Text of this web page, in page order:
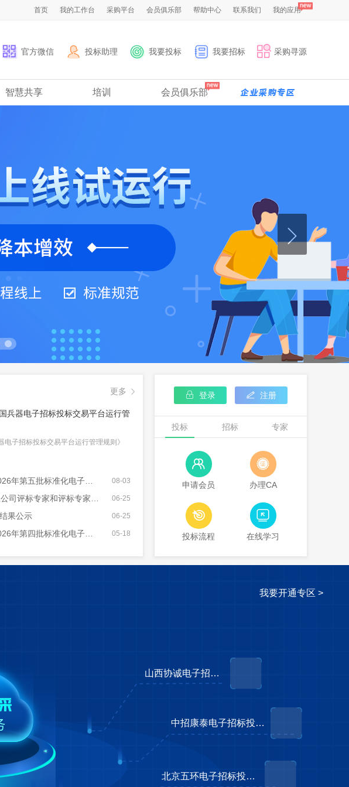
首页 我的工作台 采购平台 会员俱乐部 帮助中心 联系我们 我的应用
官方微信 投标助理 我要投标 我要招标 采购寻源
智慧共享 培训 会员俱乐部

更多 
兵器电子招标投标交易平台运行管
电子招标投标交易平台运行管理规则》
室（四川、重庆地区）上线试运行公告 08-03
库管理规则》（征求意见稿）意见的通知 06-25
果公示 06-25
标室（内蒙古地区）上线试运行公告 05-18
 登录  注册
投标 招标 专家

申请会员

办理CA

投标流程

在线学习
我要开通专区 >
中招康泰电子招标投标交易平台
北京五环电子招标投标交易平台
山西协诚电子招标投标交易平台